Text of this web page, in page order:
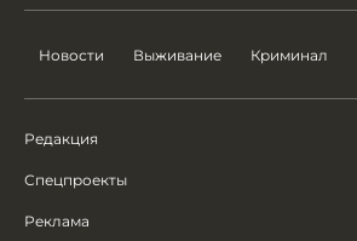
Новости Выживание Криминал
Редакция
Спецпроекты
Реклама